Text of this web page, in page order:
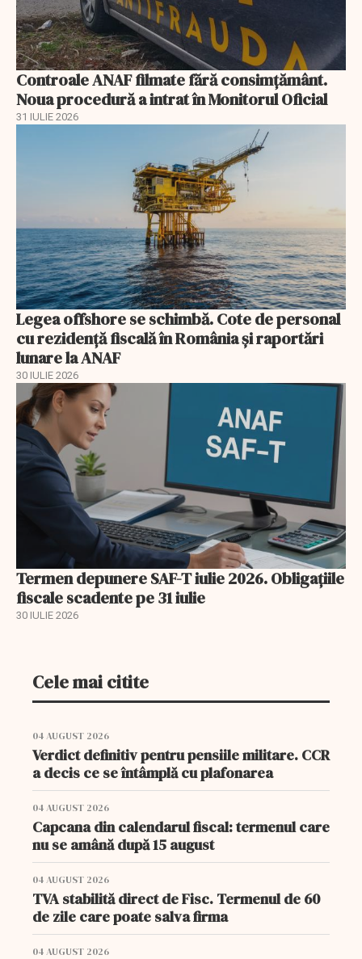
Controale ANAF filmate fără consimțământ.
Noua procedură a intrat în Monitorul Oficial
31 IULIE 2026
Legea offshore se schimbă. Cote de personal
cu rezidență fiscală în România și raportări
lunare la ANAF
30 IULIE 2026
Termen depunere SAF-T iulie 2026. Obligațiile
fiscale scadente pe 31 iulie
30 IULIE 2026
Cele mai citite
04 AUGUST 2026
Verdict definitiv pentru pensiile militare. CCR
a decis ce se întâmplă cu plafonarea
04 AUGUST 2026
Capcana din calendarul fiscal: termenul care
nu se amână după 15 august
04 AUGUST 2026
TVA stabilită direct de Fisc. Termenul de 60
de zile care poate salva firma
04 AUGUST 2026